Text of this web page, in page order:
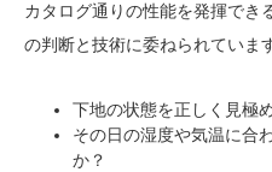
カタログ通りの性能を発揮でき
の判断と技術に委ねられていま
下地の状態を正しく見極
その日の湿度や気温に合
か？